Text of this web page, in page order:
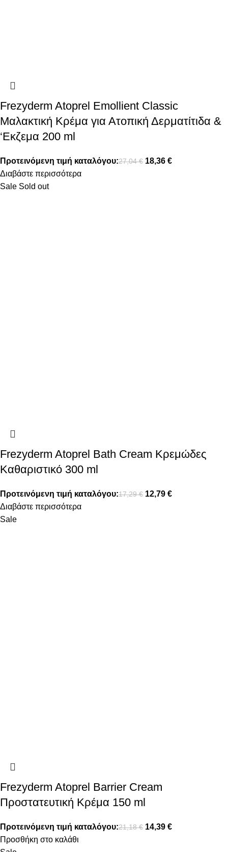
Frezyderm Atoprel Emollient Classic
Μαλακτική Κρέμα για Ατοπική Δερματίτιδα &
‘Εκζεμα 200 ml
Προτεινόμενη τιμή καταλόγου:27,04€ 18,36 €
Διαβάστε περισσότερα
Sale Sold out
Frezyderm Atoprel Bath Cream Κρεμώδες
Καθαριστικό 300 ml
Προτεινόμενη τιμή καταλόγου:17,29€ 12,79 €
Διαβάστε περισσότερα
Sale
Frezyderm Atoprel Barrier Cream
Προστατευτική Κρέμα 150 ml
Προτεινόμενη τιμή καταλόγου:21,18€ 14,39 €
Προσθήκη στο καλάθι